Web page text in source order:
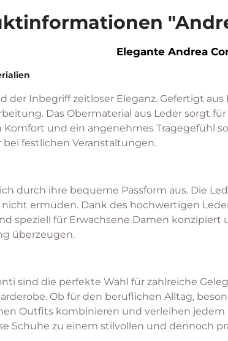
Elegante Andrea
der Inbegriff zeitloser Eleganz. Gefertigt
Das Obermaterial aus Leder sorgt
und ein angenehmes Tragegefühl
festlichen Veranstaltungen.
durch ihre bequeme Passform aus. Die
ermüden. Dank des hochwertigen
speziell für Erwachsene Damen
überzeugen.
sind die perfekte Wahl für zahlreiche
Ob für den beruflichen Alltag,
Outfits kombinieren und verleihen
Schuhe zu einem stilvollen und dennoch